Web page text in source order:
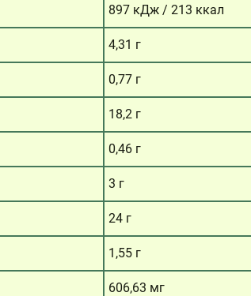
897 кДж / 213 ккал
4,31 г
0,77 г
18,2 г
0,46 г
3 г
24 г
1,55 г
606,63 мг